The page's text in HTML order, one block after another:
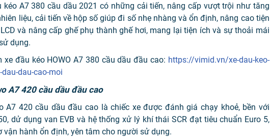
kéo A7 380 cầu dầu 2021 có những cải tiến, nâng cấp vượt trội như tăng
liệu, cải tiến về hộp số giúp đi số nhẹ nhàng và ổn định, nâng cao tiện
và nâng cấp ghế phụ thành ghế hơi, mang lại tiện ích và sự thoải mái
dụng.
xe đầu kéo HOWO A7 380 cầu dầu đầu cao: https://vimid.vn/xe-dau-keo-
dau-cao-moi
A7 420 cầu dầu đầu cao
A7 420 cầu dầu đầu cao là chiếc xe được đánh giá chạy khoẻ, bền với
dử dụng van EVB và hệ thống xử lý khí thái SCR đạt tiêu chuẩn Euro 5,
vận hành ổn định, yên tâm cho người sử dụng.